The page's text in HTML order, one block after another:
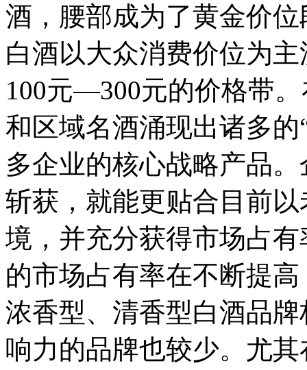
酒，腰部成为了黄金价
白酒以大众消费价位为
100元—300元的价格带
和区域名酒涌现出诸多
多企业的核心战略产品
斩获，就能更贴合目前
境，并充分获得市场占
的市场占有率在不断提
浓香型、清香型白酒品
响力的品牌也较少。尤